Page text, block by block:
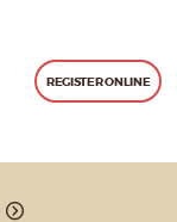
REGISTER ONLINE